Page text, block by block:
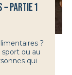
– PARTIE 1
?
ou au
qui